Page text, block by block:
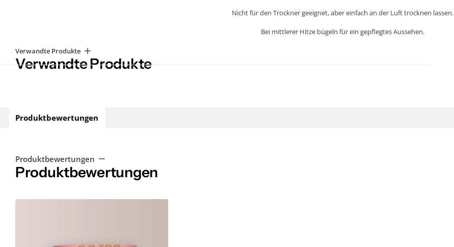
Nicht für den Trockner geeignet, aber einfach an der Luft trocknen lassen.
Bei mittlerer Hitze bügeln für ein gepflegtes Aussehen.
Verwandte Produkte
Verwandte Produkte
Produktbewertungen
Produktbewertungen
Produktbewertungen